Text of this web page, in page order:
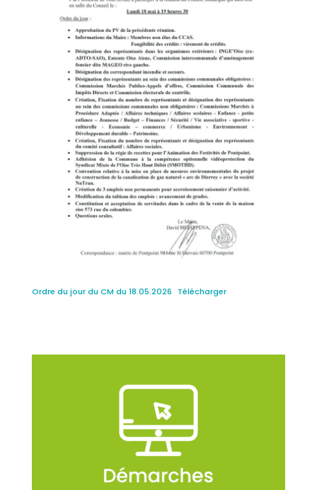
Ordre du jour du CM du 18.05.2026 Télécharger